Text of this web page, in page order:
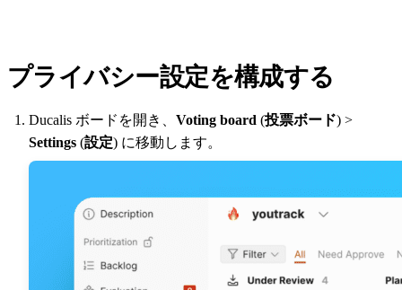
プライバシー設定を構成する
Ducalis ボードを開き、 Voting board (投票ボード) >
Settings (設定) に移動します。